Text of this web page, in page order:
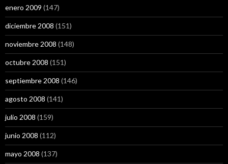
enero 2009 (147)
diciembre 2008 (151)
noviembre 2008 (148)
octubre 2008 (151)
septiembre 2008 (146)
agosto 2008 (141)
julio 2008 (159)
junio 2008 (112)
mayo 2008 (137)